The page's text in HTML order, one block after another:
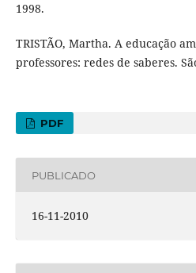
1998.
TRISTÃO, Martha. A educação
professores: redes de saberes.
PDF
PUBLICADO
16-11-2010